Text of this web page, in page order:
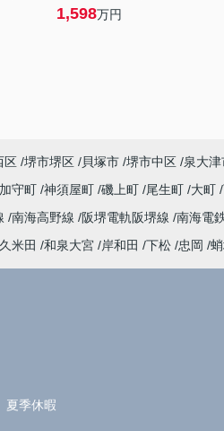
1,598万円
区 堺市堺区 貝塚市 堺市中区 泉大津
加守町 神須屋町 磯上町 尾生町 大町
南海高野線 阪堺電軌阪堺線 南海電
久米田 和泉大宮 岸和田 下松 忠岡
夏季休暇